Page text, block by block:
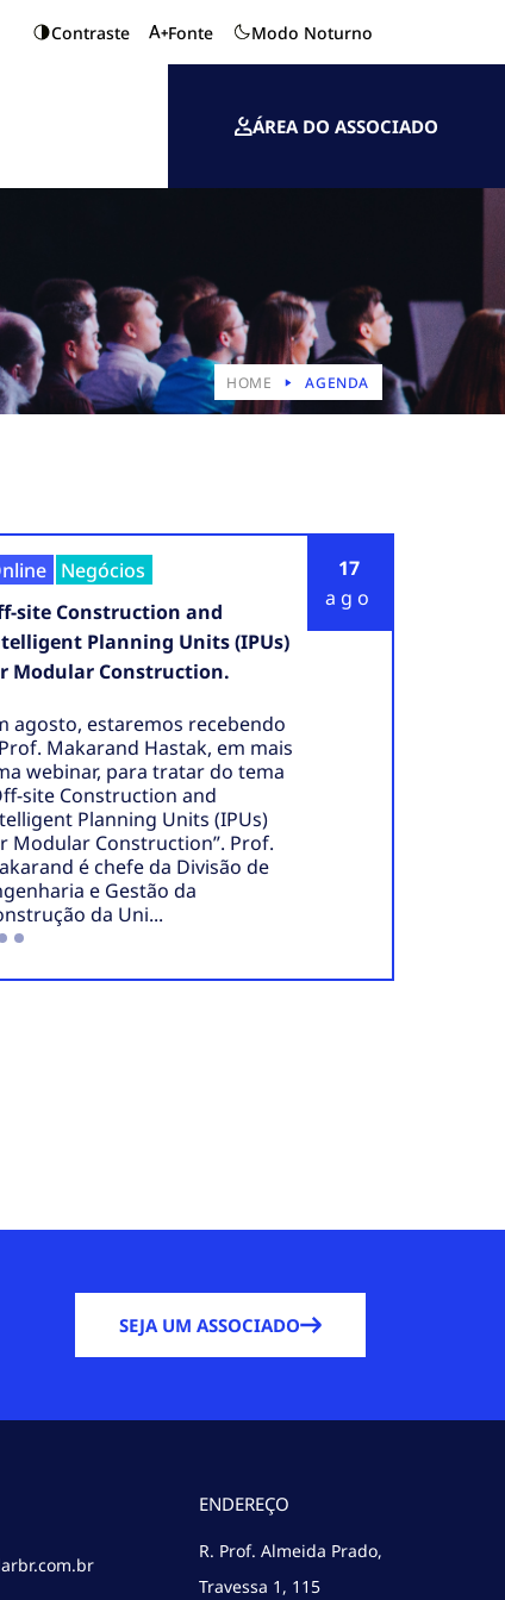
Contraste Fonte Modo Noturno
ÁREA DO ASSOCIADO
HOME AGENDA
17
ago
Negócios
site Construction and
Planning Units (IPUs)
Modular Construction.
agosto, estaremos recebendo
Makarand Hastak, em mais
webinar, para tratar do tema
site Construction and
Planning Units (IPUs)
Modular Construction”. Prof.
é chefe da Divisão de
e Gestão da
da Uni...
SEJA UM ASSOCIADO
ENDEREÇO
R. Prof. Almeida Prado,
Travessa 1, 115